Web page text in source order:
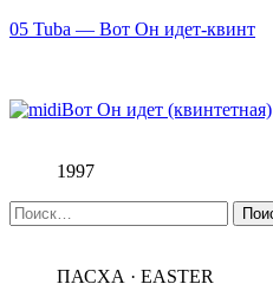
05 Tuba — Вот Он идет-квинт
Вот Он идет (квинтетная)
1997
Найти:
ПАСХА · EASTER